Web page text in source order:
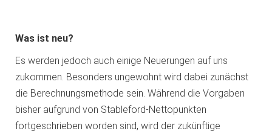
Was ist neu?
Es werden jedoch auch einige Neuerungen auf uns
zukommen. Besonders ungewohnt wird dabei zunächst
die Berechnungsmethode sein. Während die Vorgaben
bisher aufgrund von Stableford-Nettopunkten
fortgeschrieben worden sind, wird der zukünftige